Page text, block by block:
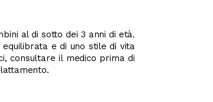
al di sotto dei 3 anni di età.
e di uno stile di vita
consultare il medico prima di